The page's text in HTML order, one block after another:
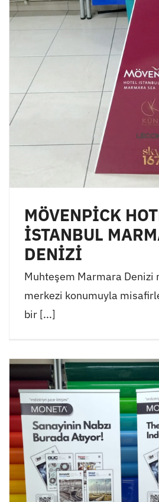
MÖVENPİCK
İSTANBUL
DENİZİ
Muhteşem Marmara Denizi
merkezi konumuyla
bir [...]